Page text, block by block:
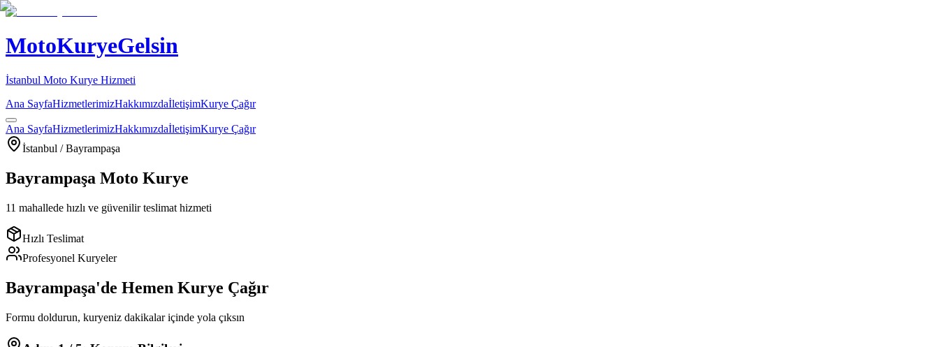
MotoKuryeGelsin
İstanbul Moto Kurye Hizmeti
Ana SayfaHizmetlerimizHakkımızdaİletişimKurye Çağır
Ana SayfaHizmetlerimizHakkımızdaİletişimKurye Çağır
İstanbul /Bayrampaşa
Bayrampaşa Moto Kurye
11 mahallede hızlı ve güvenilir teslimat hizmeti
Hızlı Teslimat
Profesyonel Kuryeler
Bayrampaşa'de Hemen Kurye Çağır
Formu doldurun, kuryeniz dakikalar içinde yola çıksın